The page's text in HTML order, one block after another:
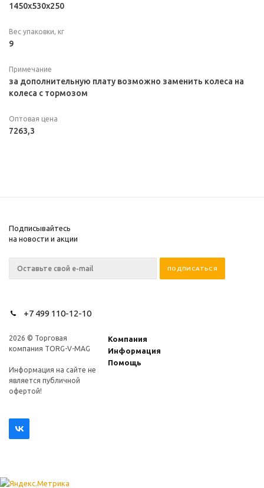
1450х530х250
Вес упаковки, кг
9
Примечание
за дополнительную плату возможно заменить колеса на
колеса с тормозом
Оптовая цена
7263,3
Подписывайтесь
на новости и акции
+7 499 110-12-10
2026 © Торговая
компания TORG-V-MAG
Информация на сайте не
является публичной
офертой!
Компания
Информация
Помощь